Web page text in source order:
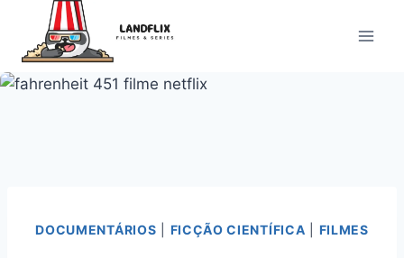
Conteúdo
DOCUMENTÁRIOS FICÇÃO CIENTÍFICA FILMES